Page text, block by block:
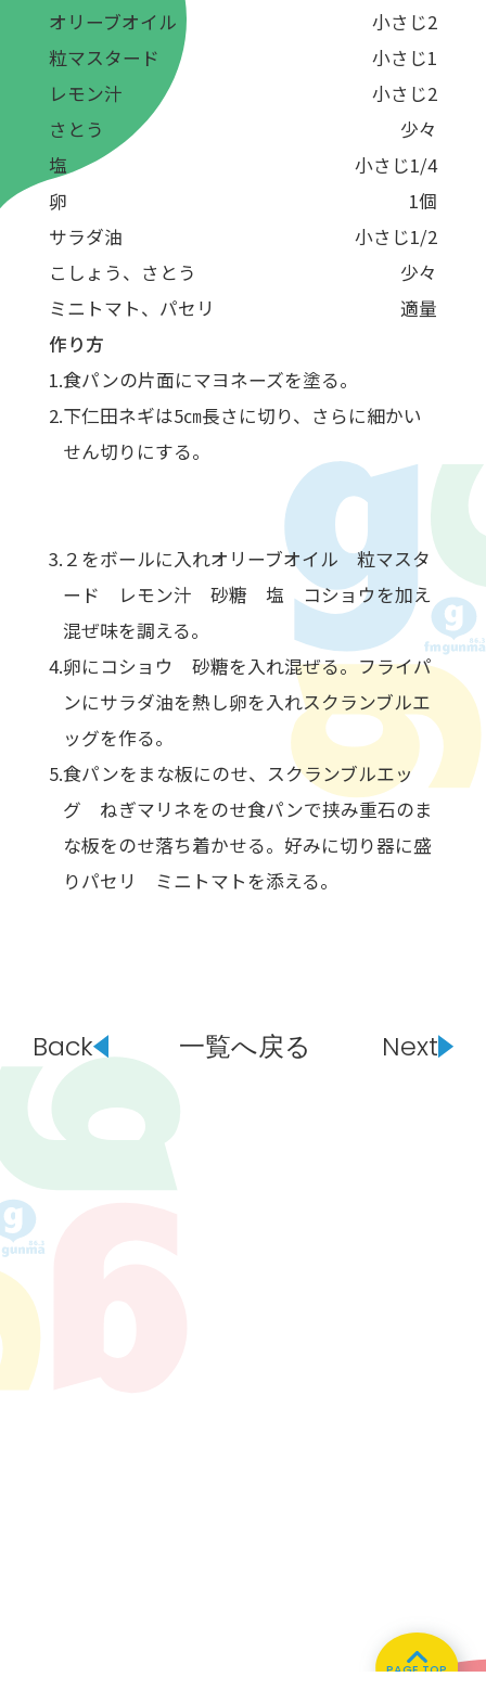
オリーブオイル
小さじ2
粒マスタード
小さじ1
レモン汁
小さじ2
さとう
少々
塩
小さじ1/4
卵
1個
サラダ油
小さじ1/2
こしょう、さとう
少々
ミニトマト、パセリ
適量
作り方
食パンの片面にマヨネーズを塗る。
下仁田ネギは5㎝長さに切り、さらに細かい
せん切りにする。
２をボールに入れオリーブオイル 粒マスタ
ード レモン汁 砂糖 塩 コショウを加え
混ぜ味を調える。
卵にコショウ 砂糖を入れ混ぜる。フライパ
ンにサラダ油を熱し卵を入れスクランブルエ
ッグを作る。
食パンをまな板にのせ、スクランブルエッ
グ ねぎマリネをのせ食パンで挟み重石のま
な板をのせ落ち着かせる。好みに切り器に盛
りパセリ ミニトマトを添える。
Back 一覧へ戻る Next
PAGE TOP